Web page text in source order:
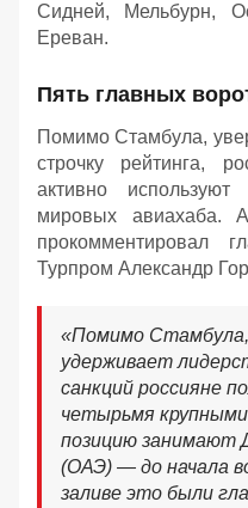
Сидней, Мельбурн,
Ереван.
Пять главных
Помимо Стамбула,
строчку рейтинга,
активно
мировых авиахаба.
прокомментировал
Турпром Александр
«Помимо
удерживает
санкций россияне
четырьмя
позицию занимают
(ОАЭ) — до начала
заливе это были